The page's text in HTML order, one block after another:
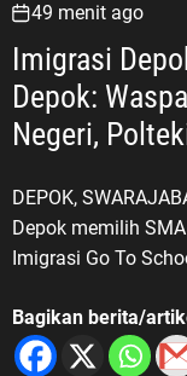
49 menit ago
Imigrasi
Depok:
DEPOK,
Depok memilih
Imigrasi Go To
Bagikan berita/